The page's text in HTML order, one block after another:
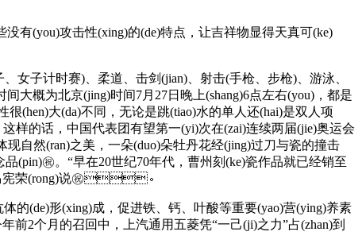
这些没有(you)攻击性(xing)的(de)特点，让吉祥物显得天真可(ke)
、击剑(jian)、射击(手枪、步枪)、游泳、
间大概为北京(jing)时间7月27日晚上(shang)6点左右(you)，都是
性很(hen)大(da)不同，无论是跳(tiao)水的单人还(hai)是双人项
。这样的话，中国代表团有望第一(yi)次在(zai)连续两届(jie)奥运会
，体现自然(ran)之美，一朵(duo)朵牡丹花经(jing)过刀与瓷的撞击
(pin)㊗️。“早在20世纪70年代，曹州刻(ke)瓷作品就已经销至
。”马宪荣(rong)说㊗️。
成，促进铁、钙、叶酸等重要(yao)营(ying)养素
今年前2个月的召回中，上汽通用五菱凭“一己(ji)之力”占(zhan)到